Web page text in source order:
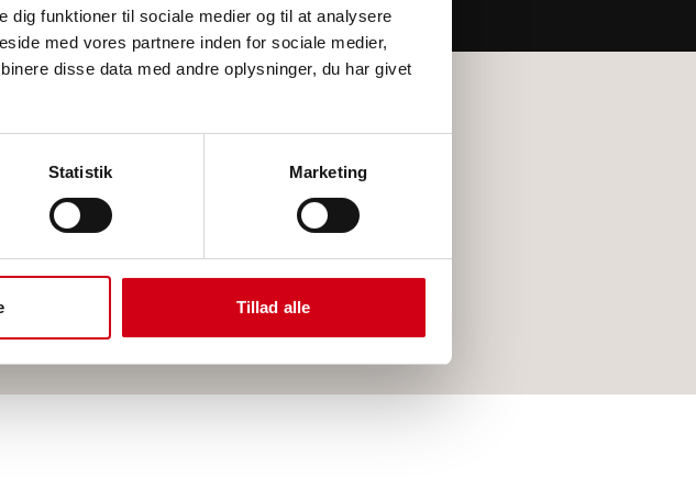
dig funktioner til sociale medier og til at analysere
med vores partnere inden for sociale medier,
disse data med andre oplysninger, du har givet
Statistik Marketing
Tillad alle
ROCKWOOL i Roskilde
ROCKWOOL i Næstved
ROCKWOOL i København
ROCKWOOL i Sorø
ROCKWOOL i Faxe